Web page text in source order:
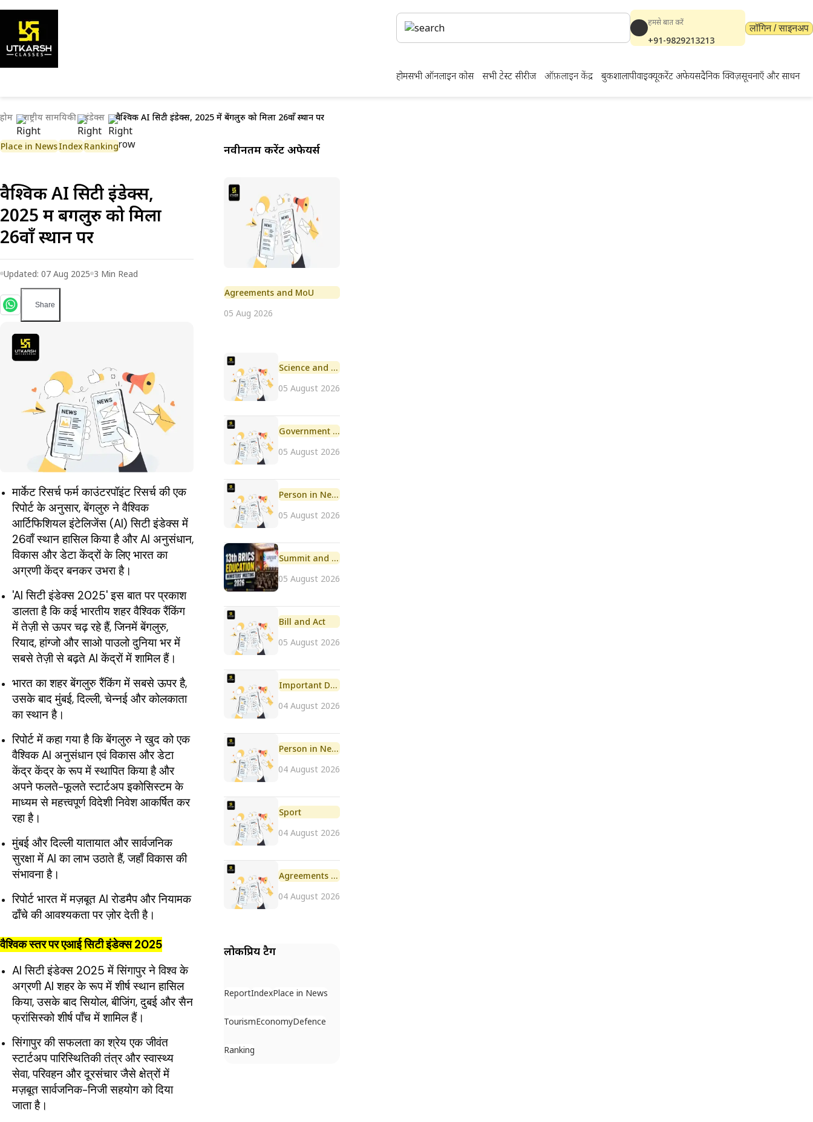
हमसे बात करें
+91-9829213213
लॉगिन / साइनअप
होमसभी ऑनलाइन कोर्स सभी टेस्ट सीरीज ऑफ़लाइन केंद्र बुकशालापीवाईक्यूकरेंट अफेयर्सदैनिक क्विज़सूचनाएँ और साधन
होम राष्ट्रीय सामयिकी इंडेक्स वैश्विक AI सिटी इंडेक्स, 2025 में बेंगलुरु को मिला 26वाँ स्थान पर
Place in NewsIndexRanking
वैश्विक AI सिटी इंडेक्स,
2025 में बेंगलुरु को मिला
26वाँ स्थान पर
Updated: 07 Aug 2025 3 Min Read
Share
मार्केट रिसर्च फर्म काउंटरपॉइंट रिसर्च की एक
रिपोर्ट के अनुसार, बेंगलुरु ने वैश्विक
आर्टिफिशियल इंटेलिजेंस (AI) सिटी इंडेक्स में
26वाँ स्थान हासिल किया है और AI अनुसंधान,
विकास और डेटा केंद्रों के लिए भारत का
अग्रणी केंद्र बनकर उभरा है।
'AI सिटी इंडेक्स 2025' इस बात पर प्रकाश
डालता है कि कई भारतीय शहर वैश्विक रैंकिंग
में तेज़ी से ऊपर चढ़ रहे हैं, जिनमें बेंगलुरु,
रियाद, हांग्जो और साओ पाउलो दुनिया भर में
सबसे तेज़ी से बढ़ते AI केंद्रों में शामिल हैं।
भारत का शहर बेंगलुरु रैंकिंग में सबसे ऊपर है,
उसके बाद मुंबई, दिल्ली, चेन्नई और कोलकाता
का स्थान है।
रिपोर्ट में कहा गया है कि बेंगलुरु ने खुद को एक
वैश्विक AI अनुसंधान एवं विकास और डेटा
केंद्र केंद्र के रूप में स्थापित किया है और
अपने फलते-फूलते स्टार्टअप इकोसिस्टम के
माध्यम से महत्त्वपूर्ण विदेशी निवेश आकर्षित कर
रहा है।
मुंबई और दिल्ली यातायात और सार्वजनिक
सुरक्षा में AI का लाभ उठाते हैं, जहाँ विकास की
संभावना है।
रिपोर्ट भारत में मज़बूत AI रोडमैप और नियामक
ढाँचे की आवश्यकता पर ज़ोर देती है।
वैश्विक स्तर पर एआई सिटी इंडेक्स 2025
AI सिटी इंडेक्स 2025 में सिंगापुर ने विश्व के
अग्रणी AI शहर के रूप में शीर्ष स्थान हासिल
किया, उसके बाद सियोल, बीजिंग, दुबई और सैन
फ्रांसिस्को शीर्ष पाँच में शामिल हैं।
सिंगापुर की सफलता का श्रेय एक जीवंत
स्टार्टअप पारिस्थितिकी तंत्र और स्वास्थ्य
सेवा, परिवहन और दूरसंचार जैसे क्षेत्रों में
मज़बूत सार्वजनिक-निजी सहयोग को दिया
जाता है।
नवीनतम करेंट अफेयर्स
Agreements and MoU
05 Aug 2026
Science and Technology
05 August 2026
Government Initiative
05 August 2026
Person in News
05 August 2026
Summit and Conference
05 August 2026
Bill and Act
05 August 2026
Important Day
04 August 2026
Person in News
04 August 2026
Sport
04 August 2026
Agreements and MoU
04 August 2026
लोकप्रिय टैग
ReportIndexPlace in News
TourismEconomyDefence
Ranking